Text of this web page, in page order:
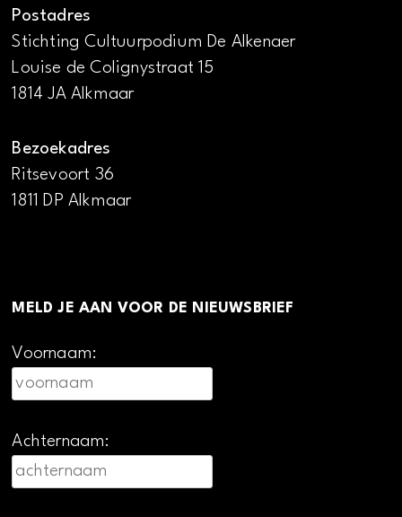
Postadres
Stichting Cultuurpodium De Alkenaer
Louise de Colignystraat 15
1814 JA Alkmaar
Bezoekadres
Ritsevoort 36
1811 DP Alkmaar
MELD JE AAN VOOR DE NIEUWSBRIEF
Voornaam:
Achternaam: